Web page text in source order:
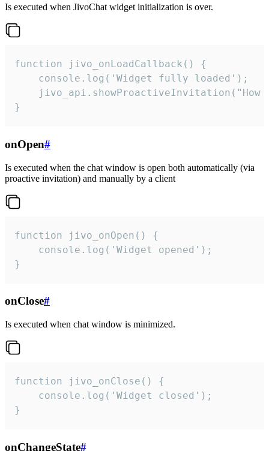
Is executed when JivoChat widget initialization is over.
function jivo_onLoadCallback() {
    console.log('Widget fully loaded');
jivo_api.showProactiveInvitation("How
}
onOpen#
Is executed when the chat window is open both automatically (via
proactive invitation) and manually by a client
function jivo_onOpen() {
    console.log('Widget opened');
}
onClose#
Is executed when chat window is minimized.
function jivo_onClose() {
    console.log('Widget closed');
}
onChangeState#